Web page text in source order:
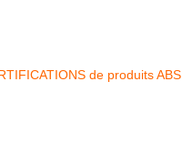
de produits ABS